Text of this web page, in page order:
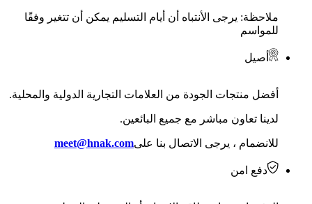
ملاحظة: يرجى الأنتباه أن أيام التسليم يمكن أن تتغير وفقًا
للمواسم
أصيل
أفضل منتجات الجودة من العلامات التجارية الدولية والمحلية.
لدينا تعاون مباشر مع جميع البائعين.
للانضمام ، يرجى الاتصال بنا علىmeet@hnak.com
دفع امن